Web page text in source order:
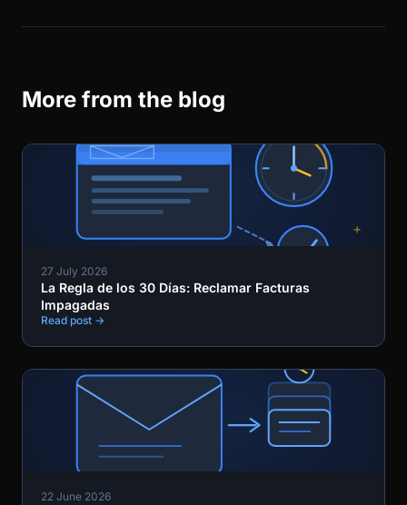
More from the blog
27 July 2026
La Regla de los 30 Días: Reclamar Facturas
Impagadas
Read post →
22 June 2026